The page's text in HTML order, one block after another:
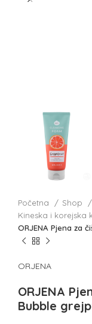
Početna Shop
Kineska i korejska
ORJENA Pjena za
ORJENA
ORJENA
Bubble